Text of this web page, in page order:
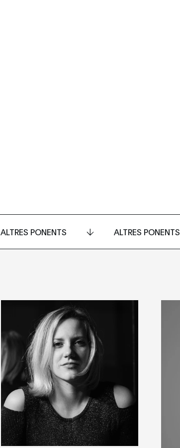
ALTRES PONENTS ALTRES PONENTS